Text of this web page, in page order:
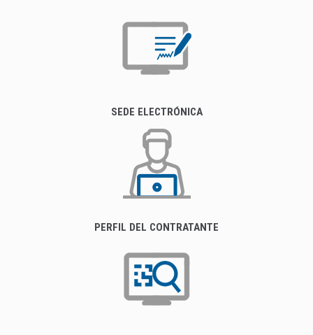
SEDE ELECTRÓNICA
PERFIL DEL CONTRATANTE